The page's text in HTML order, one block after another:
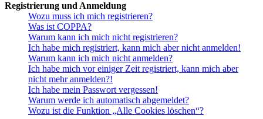
Registrierung und Anmeldung
Wozu muss ich mich registrieren?
Was ist COPPA?
Warum kann ich mich nicht registrieren?
Ich habe mich registriert, kann mich aber nicht anmelden!
Warum kann ich mich nicht anmelden?
Ich habe mich vor einiger Zeit registriert, kann mich aber
nicht mehr anmelden?!
Ich habe mein Passwort vergessen!
Warum werde ich automatisch abgemeldet?
Wozu ist die Funktion „Alle Cookies löschen“?